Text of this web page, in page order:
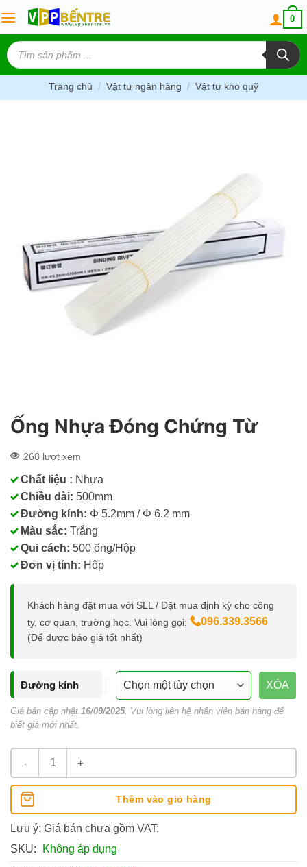
to
content
0
Tìm
kiếm
sản
phẩm
Trang chủ / Vật tư ngân hàng / Vật tư kho quỹ
Ống Nhựa Đóng Chứng Từ
268 lượt xem
Chất liệu : Nhựa
Chiều dài: 500mm
Đường kính: Φ 5.2mm / Φ 6.2 mm
Màu sắc: Trắng
Qui cách: 500 ống/Hộp
Đơn vị tính: Hộp
Khách hàng đặt mua với SLL / Đặt mua định kỳ cho công
ty, cơ quan, trường học. Vui lòng gọi:
096.339.3566
(Để được báo giá tốt nhất)
Đường kính XÓA
Giá bán cập nhật 16/09/2025. Vui lòng liên hệ nhân viên bán hàng để
biết giá mới nhất.
Ống Nhựa Đóng Chứng Từ số lượng
Thêm vào giỏ hàng
Lưu ý: Giá bán chưa gồm VAT;
SKU:
Không áp dụng